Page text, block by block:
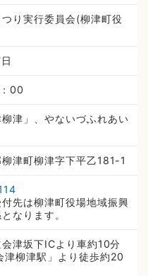
り実行委員会(柳津町役
00
津」、やないづふれあい
津町柳津字下平乙181-1
先は柳津町役場地域振興
なります。
津坂下ICより車約10分
津柳津駅」より徒歩約20